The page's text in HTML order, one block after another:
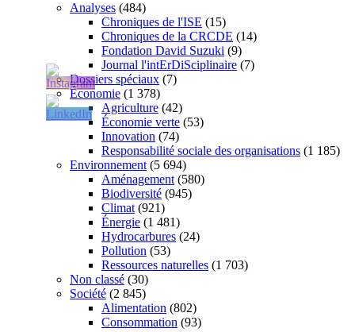
Analyses (484)
Chroniques de l'ISE (15)
Chroniques de la CRCDE (14)
Fondation David Suzuki (9)
Journal l'intErDiSciplinaire (7)
Dossiers spéciaux (7)
Économie (1 378)
Agriculture (42)
Économie verte (53)
Innovation (74)
Responsabilité sociale des organisations (1 185)
Environnement (5 694)
Aménagement (580)
Biodiversité (945)
Climat (921)
Énergie (1 481)
Hydrocarbures (24)
Pollution (53)
Ressources naturelles (1 703)
Non classé (30)
Société (2 845)
Alimentation (802)
Consommation (93)